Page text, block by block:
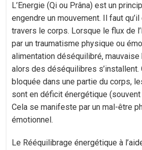
L’Energie (Qi ou Prâna) est un
engendre un mouvement. Il faut
travers le corps. Lorsque le flux de
par un traumatisme physique ou
alimentation déséquilibré, mauvaise
alors des déséquilibres s’installent.
bloquée dans une partie du corps,
sont en déficit énergétique (souvent
Cela se manifeste par un mal-être
émotionnel.
Le Rééquilibrage énergétique à